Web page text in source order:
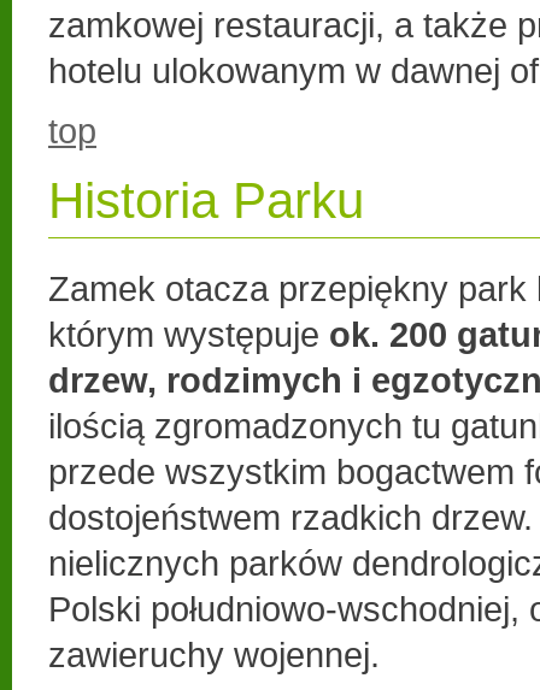
zamkowej restauracji, a także
hotelu ulokowanym w dawnej
top
Historia Parku
Zamek otacza przepiękny
którym występuje ok. 200
drzew, rodzimych i
ilością zgromadzonych tu
przede wszystkim bogactwem
dostojeństwem rzadkich
nielicznych parków
Polski południowo-wschodniej,
zawieruchy wojennej.